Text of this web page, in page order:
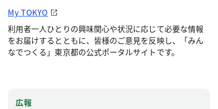
My TOKYO
利用者一人ひとりの興味関心や状況に応じて必要な情報
をお届けするとともに、皆様のご意見を反映し、「みん
なでつくる」東京都の公式ポータルサイトです。
広報